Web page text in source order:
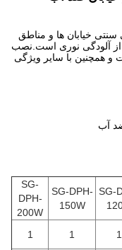
خیابان ها و مناطق
از آلودگی نوری است.نصب
آسان است، از 50 وات تا 200 وات و همچنین با سایر ویژگی
SG-
SG-DPH-
150W
SG-
DPH-
200W
1
1
1